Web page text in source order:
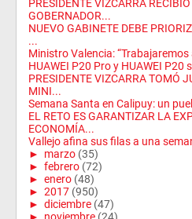
PRESIDENTE VIZCARRA
GOBERNADOR...
NUEVO GABINETE DEBE
...
Ministro Valencia:
HUAWEI P20 Pro y HUAWEI P20
PRESIDENTE VIZCARRA TOMÓ
MINI...
Semana Santa en Calipuy: un
EL RETO ES GARANTIZAR LA
ECONOMÍA...
Vallejo afina sus filas a una
► marzo (35)
► febrero (72)
► enero (48)
► 2017 (950)
► diciembre (47)